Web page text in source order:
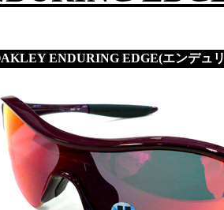
ENDURING EDGE(エンデュ